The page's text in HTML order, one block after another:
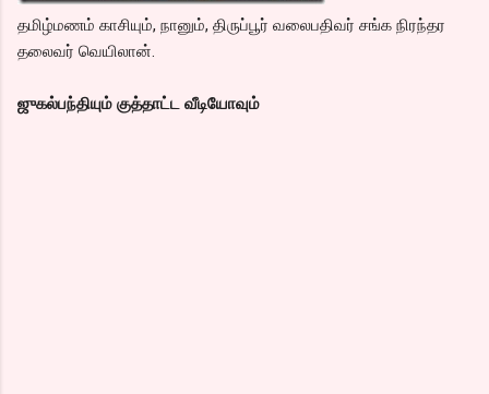
தமிழ்மணம் காசியும், நானும், திருப்பூர் வலைபதிவர் சங்க நிரந்தர
தலைவர் வெயிலான்.
ஜுகல்பந்தியும் குத்தாட்ட வீடியோவும்